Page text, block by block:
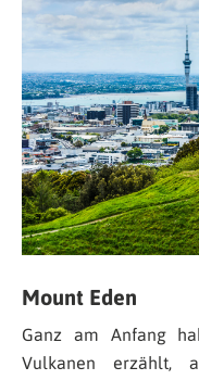
Mount Eden
Ganz am Anfang
Vulkanen erzählt,